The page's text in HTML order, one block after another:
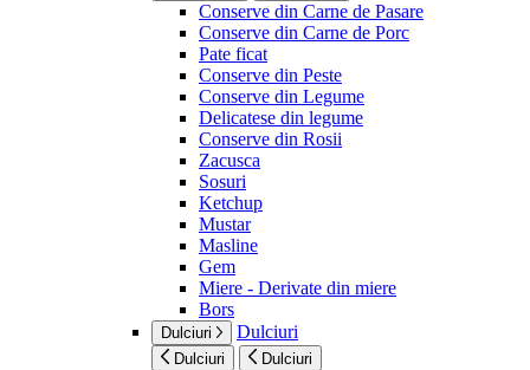
Conserve din Carne de Pasare
Conserve din Carne de Porc
Pate ficat
Conserve din Peste
Conserve din Legume
Delicatese din legume
Conserve din Rosii
Zacusca
Sosuri
Ketchup
Mustar
Masline
Gem
Miere - Derivate din miere
Bors
Dulciuri Dulciuri
Dulciuri Dulciuri